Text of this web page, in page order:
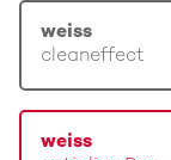
weiss
cleaneffect
weiss